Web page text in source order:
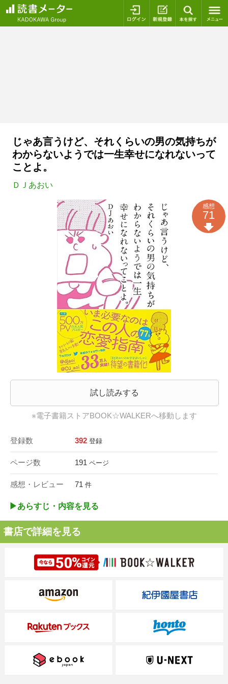
ログイン 新規登録
じゃあ言うけど、それくらいの男の気持ちが
わからないようでは一生幸せになれないって
ことよ。
ＤＪあおい
試し読みする
※電子書籍ストアBOOK☆WALKERへ移動します
登録数 392 登録
ページ数 191 ページ
感想・レビュー 71 件
感想
71
▶︎あらすじ・内容を見る
書店で詳細を見る